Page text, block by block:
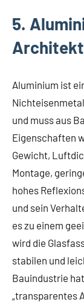
5.
Aluminium ist
und muss aus
Eigenschaften
Gewicht,
Montage,
hohes
und sein
es zu einem
wird die
stabilen und
Bauindustrie
„transparentes